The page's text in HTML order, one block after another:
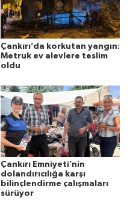
Çankırı’da korkutan yangın:
Metruk ev alevlere teslim
oldu
Çankırı Emniyeti’nin
dolandırıcılığa karşı
bilinçlendirme çalışmaları
sürüyor